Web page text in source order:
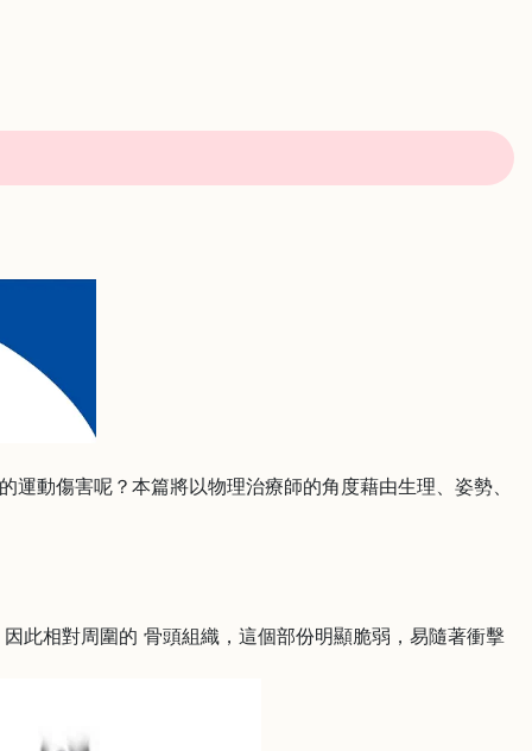
動傷害呢？本篇將以物理治療師的角度藉由生理、姿勢、
相對周圍的 骨頭組織，這個部份明顯脆弱，易隨著衝擊